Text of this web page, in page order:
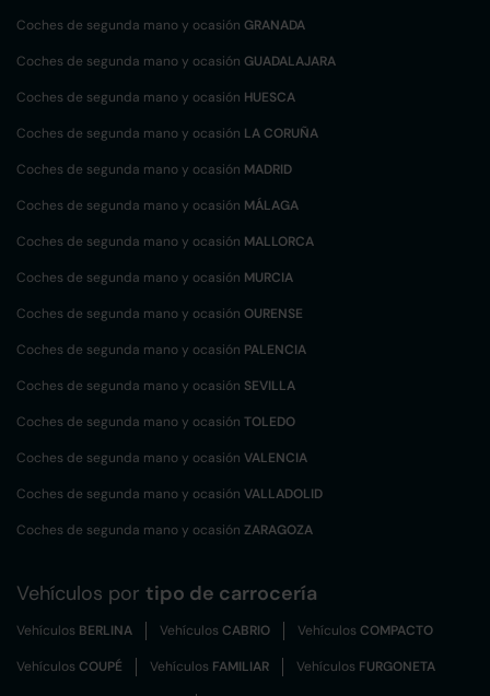
Coches de segunda mano y ocasión GRANADA
Coches de segunda mano y ocasión GUADALAJARA
Coches de segunda mano y ocasión HUESCA
Coches de segunda mano y ocasión LA CORUÑA
Coches de segunda mano y ocasión MADRID
Coches de segunda mano y ocasión MÁLAGA
Coches de segunda mano y ocasión MALLORCA
Coches de segunda mano y ocasión MURCIA
Coches de segunda mano y ocasión OURENSE
Coches de segunda mano y ocasión PALENCIA
Coches de segunda mano y ocasión SEVILLA
Coches de segunda mano y ocasión TOLEDO
Coches de segunda mano y ocasión VALENCIA
Coches de segunda mano y ocasión VALLADOLID
Coches de segunda mano y ocasión ZARAGOZA
Vehículos por tipo de carrocería
Vehículos BERLINA VehículosCABRIO VehículosCOMPACTO
VehículosCOUPÉ Vehículos FAMILIAR Vehículos FURGONETA